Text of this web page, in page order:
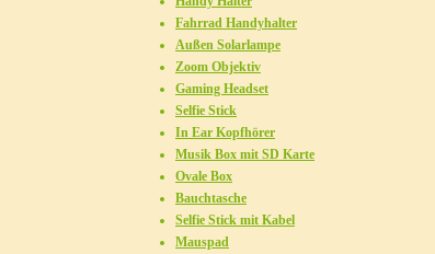
Fahrrad Handyhalter
Außen Solarlampe
Zoom Objektiv
Gaming Headset
Selfie Stick
In Ear Kopfhörer
Musik Box mit SD Karte
Ovale Box
Bauchtasche
Selfie Stick mit Kabel
Mauspad